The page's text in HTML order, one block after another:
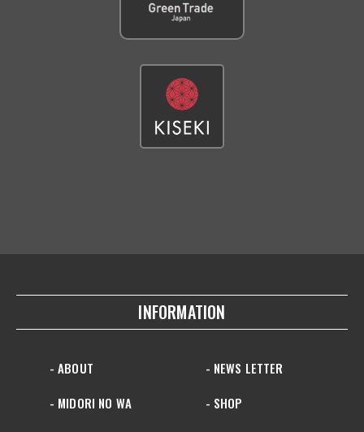
INFORMATION
- ABOUT
- MIDORI NO WA
- NEWS LETTER
- SHOP